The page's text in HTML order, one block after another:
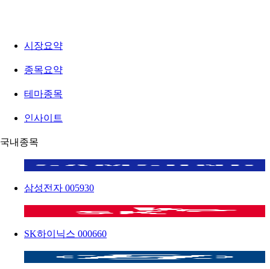
시장요약
종목요약
테마종목
인사이트
국내종목
삼성전자 005930
SK하이닉스 000660